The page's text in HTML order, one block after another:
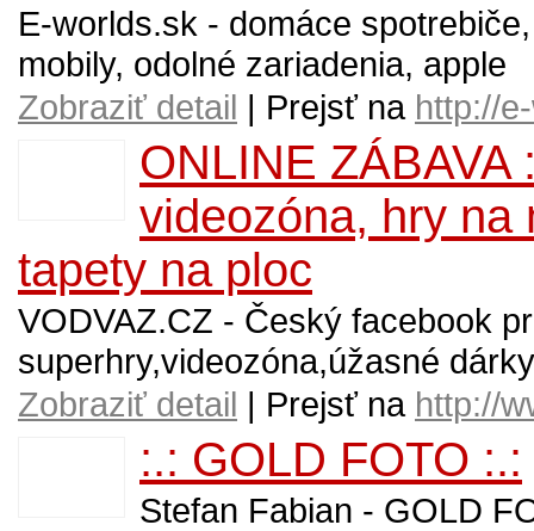
E-worlds.sk - domáce
mobily, odolné zariadenia, apple
Zobraziť detail | Prejsť na http://
ONLINE ZÁBAVA
videozóna, hry na
tapety na ploc
VODVAZ.CZ - Český facebook
superhry,videozóna,úžasné
Zobraziť detail | Prejsť na http://
:.: GOLD FOTO :.:
Stefan Fabian - GOLD